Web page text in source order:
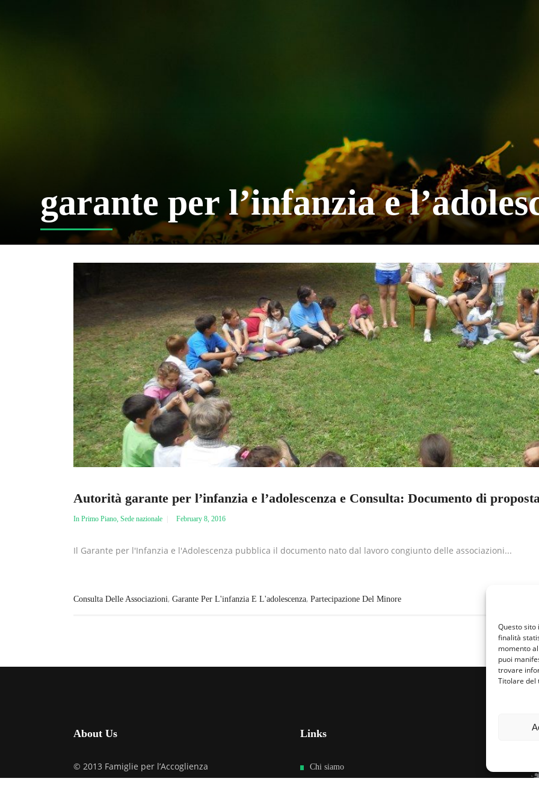
Questo sito
finalità
momento
puoi
trovare
Titolare del
garante per l’infanzia e
Autorità garante per l’infanzia e l’adolescenza e Consulta: Documento di
In Primo Piano, Sede nazionale February 8, 2016
Il Garante per l'Infanzia e l'Adolescenza pubblica il documento nato dal lavoro congiunto delle associazioni...
Consulta Delle Associazioni, Garante Per L'infanzia E L'adolescenza, Partecipazione Del Minore
About Us
© 2013 Famiglie per l’Accoglienza
Links
Chi siamo